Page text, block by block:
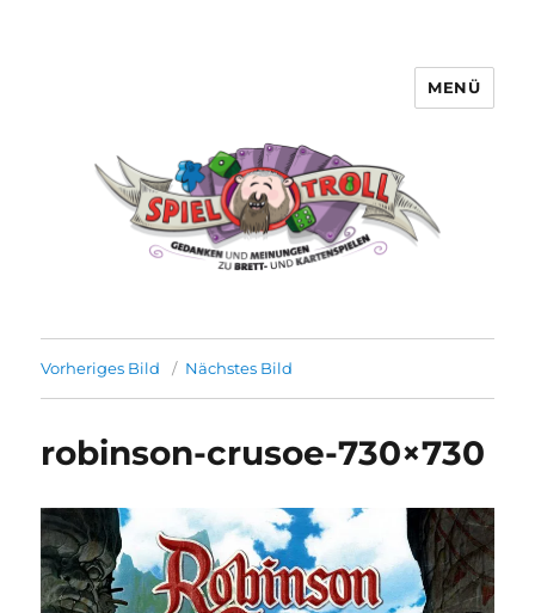
MENÜ
Vorheriges Bild Nächstes Bild
robinson-crusoe-730×730